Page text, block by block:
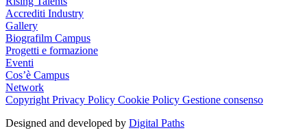
Accrediti Industry
Gallery
Biografilm Campus
Progetti e formazione
Eventi
Cos’è Campus
Network
Copyright Privacy Policy Cookie Policy Gestione consenso
Designed and developed by Digital Paths